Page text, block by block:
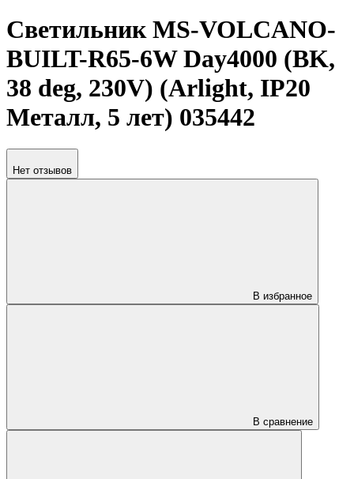
Светильник MS-VOLCANO-
BUILT-R65-6W Day4000 (BK,
38 deg, 230V) (Arlight, IP20
Металл, 5 лет) 035442
Нет отзывов
В избранное
В сравнение